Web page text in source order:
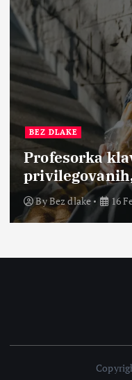
BEZ DLAKE
Profesorka
ByBez dlake 16